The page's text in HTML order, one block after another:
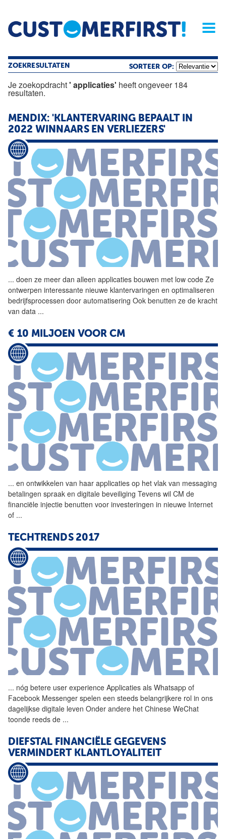
Home Opinie Archief
Magazine
ZOEKRESULTATEN SORTEER OP:
Je zoekopdracht' applicaties' heeft ongeveer 184
resultaten.
MENDIX: 'KLANTERVARING BEPAALT IN
2022 WINNAARS EN VERLIEZERS'
... doen ze meer dan alleen applicaties bouwen met low code Ze
ontwerpen interessante nieuwe klantervaringen en optimaliseren
bedrijfsprocessen door automatisering Ook benutten ze de kracht
van data ...
€ 10 MILJOEN VOOR CM
... en ontwikkelen van haar applicaties op het vlak van messaging
betalingen spraak en digitale beveiliging Tevens wil CM de
financiële injectie benutten voor investeringen in nieuwe Internet
of ...
TECHTRENDS 2017
... nóg betere user experience Applicaties als Whatsapp of
Facebook Messenger spelen een steeds belangrijkere rol in ons
dagelijkse digitale leven Onder andere het Chinese WeChat
toonde reeds de ...
DIEFSTAL FINANCIËLE GEGEVENS
VERMINDERT KLANTLOYALITEIT